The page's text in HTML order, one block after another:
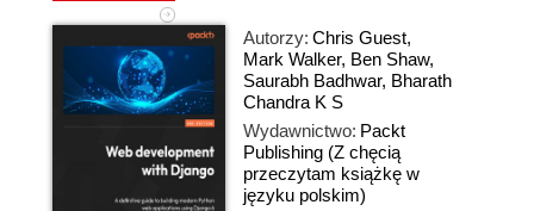
Autorzy: Chris Guest,
Mark Walker, Ben Shaw,
Saurabh Badhwar, Bharath
Chandra K S
Wydawnictwo: Packt
Publishing (Z chęcią
przeczytam książkę w
języku polskim)